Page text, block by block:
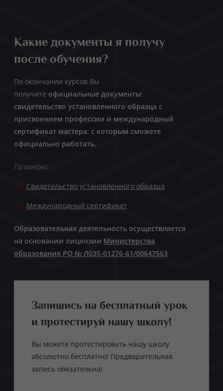
Какие документы я получу
после обучения?
По окончании курсов Вы
получите официальные документы:
свидетельство установленного образца с
присвоением профессии и международный
сертификат мастера, с которым сможете
официально работать.
Примеры:
Свидетельство установленного образца
Международный сертификат
Образовательная деятельность осуществляется
на основании лицензии Министерства
образования РО № Л035-01276-61/00647563
Запишись на бесплатный урок
и протестируй нашу школу!
Вы можете протестировать нашу школу
абсолютно бесплатно! Предварительная
запись обязательна!